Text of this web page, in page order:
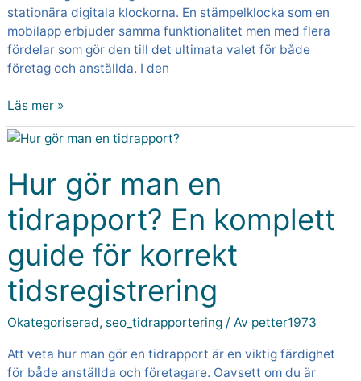
stationära digitala klockorna. En stämpelklocka som en
mobilapp erbjuder samma funktionalitet men med flera
fördelar som gör den till det ultimata valet för både
företag och anställda. I den
Läs mer »
Hur gör man en
tidrapport? En komplett
guide för korrekt
tidsregistrering
Okategoriserad, seo_tidrapportering / Av petter1973
Att veta hur man gör en tidrapport är en viktig färdighet
för både anställda och företagare. Oavsett om du är
Hur
man
en
tidrapport?
En
komplett
guide
för
korrekt
tidsregistrering